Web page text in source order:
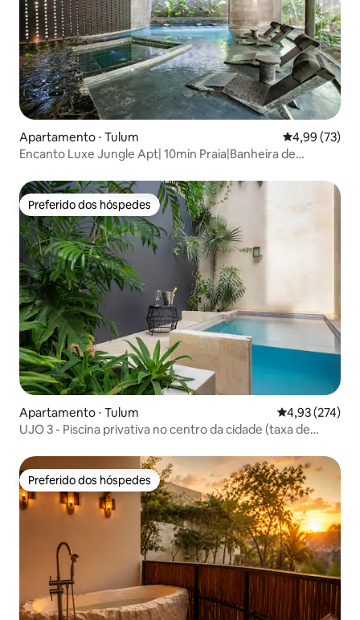
Apartamento ⋅ Tulum 4,99 de uma
4,99 (73)
Encanto Luxe Jungle Apt| 10min Praia|Banheira de
Preferido dos hóspedes
Preferido dos hóspedes
Apartamento ⋅ Tulum 4,93 de uma
4,93 (274)
UJO 3 - Piscina privativa no centro da cidade (taxa de
Preferido dos hóspedes
Preferido dos hóspedes